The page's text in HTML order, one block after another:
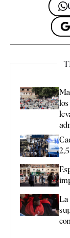
La